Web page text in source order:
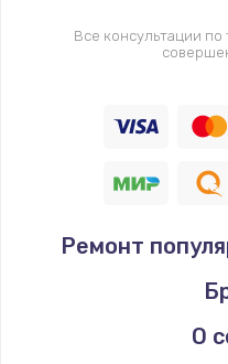
Все консультации
Ремонт
О